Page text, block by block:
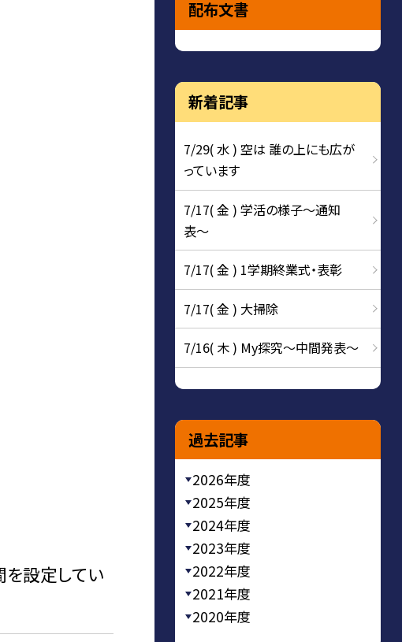
を設定してい
配布文書
新着記事
7/29( 水 ) 空は 誰の上にも広が
っています
7/17( 金 ) 学活の様子〜通知
表〜
7/17( 金 ) 1学期終業式・表彰
7/17( 金 ) 大掃除
7/16( 木 ) My探究～中間発表～
過去記事
2026年度
2025年度
2024年度
2023年度
2022年度
2021年度
2020年度